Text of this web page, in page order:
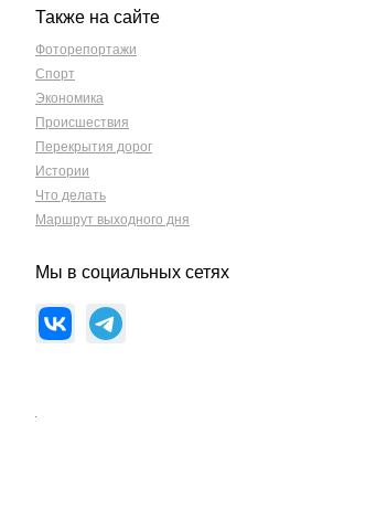
Также на сайте
Фоторепортажи
Спорт
Экономика
Происшествия
Перекрытия дорог
Истории
Что делать
Маршрут выходного дня
Мы в социальных сетях